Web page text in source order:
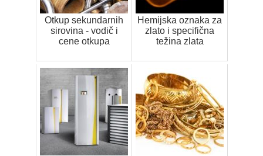
Otkup sekundarnih
sirovina - vodič i
cene otkupa
Hemijska oznaka za
zlato i specifična
težina zlata